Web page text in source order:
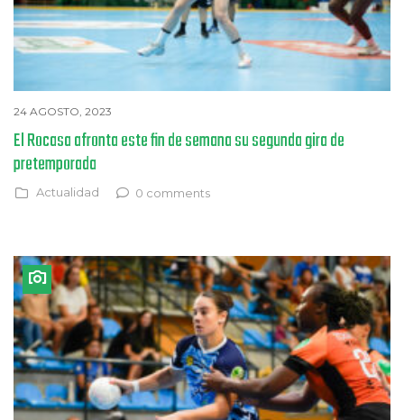
24 AGOSTO, 2023
El Rocasa afronta este fin de semana su segunda gira de
pretemporada
Actualidad 0 comments